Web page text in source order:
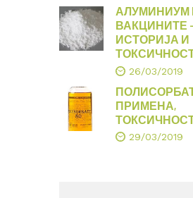
АЛУМИНИУМ
ВАКЦИНИТЕ –
ИСТОРИЈА И
26/03/2019
ПОЛИСОРБАТ
ПРИМЕНА,
29/03/2019